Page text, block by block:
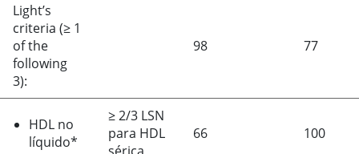
Critérios para identificação de derrames pleurais
Light’s
criteria (≥ 1
of the
following
3):
98 77
HDL no
líquido*
≥2/3 LSN
para HDL
66 100